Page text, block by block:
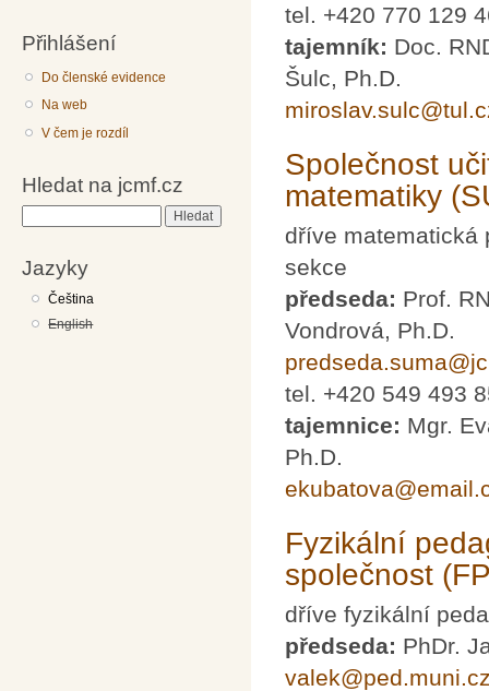
Přihlášení
Do členské evidence
Na web
V čem je rozdíl
Hledat na jcmf.cz
Jazyky
Čeština
English
tel. +420 770 129
tajemník: Doc.
Šulc, Ph.D.
Společnost
matematiky
dříve matematická
sekce
předseda: Prof.
Vondrová, Ph.D.
tel. +420 549 493
tajemnice: Mgr.
Ph.D.
Fyzikální
společnost
dříve fyzikální
předseda: PhDr.